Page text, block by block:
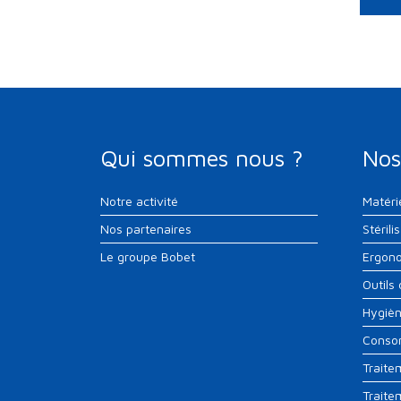
Qui sommes nous ?
Notre activité
Nos partenaires
Le groupe Bobet
Outils